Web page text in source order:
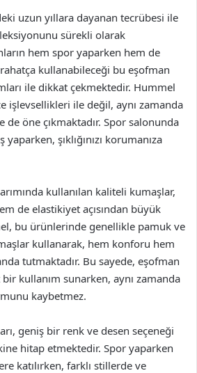
uzun yıllara dayanan tecrübesi ile
sürekli olarak
hem spor yaparken hem de
kullanabileceği bu eşofman
ile dikkat çekmektedir. Hummel
işlevsellikleri ile değil, aynı zamanda
öne çıkmaktadır. Spor salonunda
şıklığınızı korumanıza
kullanılan kaliteli kumaşlar,
de elastikiyet açısından büyük
bu ürünlerinde genellikle pamuk ve
kullanarak, hem konforu hem
tutmaktadır. Bu sayede, eşofman
kullanım sunarken, aynı zamanda
kaybetmez.
geniş bir renk ve desen seçeneği
hitap etmektedir. Spor yaparken
katılırken, farklı stillerde ve